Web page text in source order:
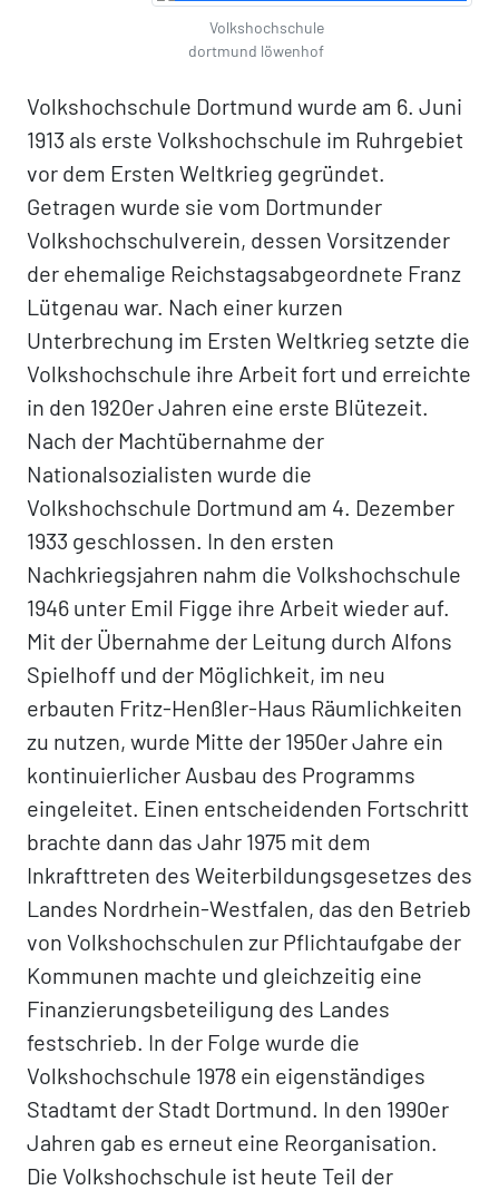
Volkshochschule
dortmund löwenhof
Volkshochschule Dortmund wurde am 6. Juni
1913 als erste Volkshochschule im Ruhrgebiet
vor dem Ersten Weltkrieg gegründet.
Getragen wurde sie vom Dortmunder
Volkshochschulverein, dessen Vorsitzender
der ehemalige Reichstagsabgeordnete Franz
Lütgenau war. Nach einer kurzen
Unterbrechung im Ersten Weltkrieg setzte die
Volkshochschule ihre Arbeit fort und erreichte
in den 1920er Jahren eine erste Blütezeit.
Nach der Machtübernahme der
Nationalsozialisten wurde die
Volkshochschule Dortmund am 4. Dezember
1933 geschlossen. In den ersten
Nachkriegsjahren nahm die Volkshochschule
1946 unter Emil Figge ihre Arbeit wieder auf.
Mit der Übernahme der Leitung durch Alfons
Spielhoff und der Möglichkeit, im neu
erbauten Fritz-Henßler-Haus Räumlichkeiten
zu nutzen, wurde Mitte der 1950er Jahre ein
kontinuierlicher Ausbau des Programms
eingeleitet. Einen entscheidenden Fortschritt
brachte dann das Jahr 1975 mit dem
Inkrafttreten des Weiterbildungsgesetzes des
Landes Nordrhein-Westfalen, das den Betrieb
von Volkshochschulen zur Pflichtaufgabe der
Kommunen machte und gleichzeitig eine
Finanzierungsbeteiligung des Landes
festschrieb. In der Folge wurde die
Volkshochschule 1978 ein eigenständiges
Stadtamt der Stadt Dortmund. In den 1990er
Jahren gab es erneut eine Reorganisation.
Die Volkshochschule ist heute Teil der